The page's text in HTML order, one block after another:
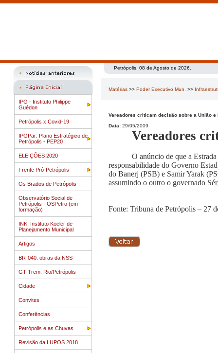
IPG - Instituto Philippe
Guédon
Petrópolis x Covid-19
IPGPar: Plano Estratégico de
Petrópolis - PEP20
ELEIÇÕES 2020
Frente Pró-Petrópolis
Os Brados de Petrópolis
Observatório Social de
Petrópolis - OSPetro (em
formação)
INK: Instituto Koeler de
Planejamento Municipal
Artigos
BR-040: obras da NSS
GT-Trem: Rio/Petrópolis
Cidade
Convites
Conferências
Petrópolis e as Chuvas
Revisão da LUPOS 2018
Petrópolis, 08 de Agosto de 2026.
Matérias >> Poder Executivo Mun. >>
Vereadores criticam decisão sobre a União e
Data: 29/05/2009
Vereadores
O anúncio de que a
responsabilidade do Governo
do Banerj (PSB) e Samir Yarak
assumindo o outro o governado
Fonte: Tribuna de Petrópolis – 27